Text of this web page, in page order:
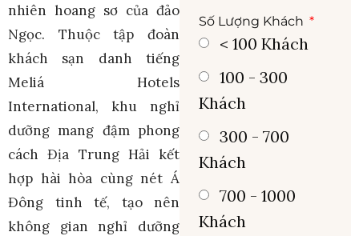
nhiên hoang sơ của đảo
Ngọc. Thuộc tập đoàn
khách sạn danh tiếng
Meliá Hotels
International, khu nghỉ
dưỡng mang đậm phong
cách Địa Trung Hải kết
hợp hài hòa cùng nét Á
Đông tinh tế, tạo nên
không gian nghỉ dưỡng
Số Lượng Khách
< 100 Khách
100 - 300
Khách
300 - 700
Khách
700 - 1000
Khách